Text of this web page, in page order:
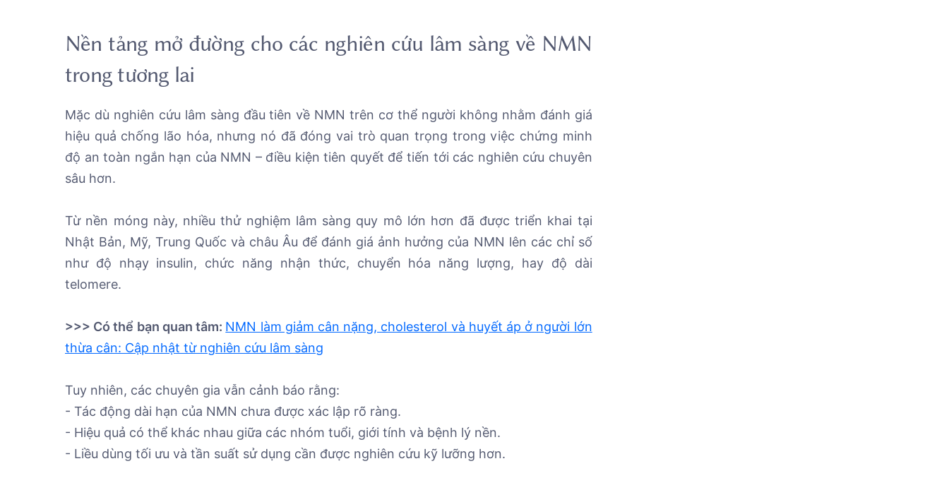
Nền tảng mở đường cho các nghiên cứu lâm sàng về NMN
trong tương lai
Mặc dù nghiên cứu lâm sàng đầu tiên về NMN trên cơ thể người không nhằm đánh giá
hiệu quả chống lão hóa, nhưng nó đã đóng vai trò quan trọng trong việc chứng minh
độ an toàn ngắn hạn của NMN – điều kiện tiên quyết để tiến tới các nghiên cứu chuyên
sâu hơn.
Từ nền móng này, nhiều thử nghiệm lâm sàng quy mô lớn hơn đã được triển khai tại
Nhật Bản, Mỹ, Trung Quốc và châu Âu để đánh giá ảnh hưởng của NMN lên các chỉ số
như độ nhạy insulin, chức năng nhận thức, chuyển hóa năng lượng, hay độ dài
telomere.
>>> Có thể bạn quan tâm: NMN làm giảm cân nặng, cholesterol và huyết áp ở người lớn
thừa cân: Cập nhật từ nghiên cứu lâm sàng
Tuy nhiên, các chuyên gia vẫn cảnh báo rằng:
- Tác động dài hạn của NMN chưa được xác lập rõ ràng.
- Hiệu quả có thể khác nhau giữa các nhóm tuổi, giới tính và bệnh lý nền.
- Liều dùng tối ưu và tần suất sử dụng cần được nghiên cứu kỹ lưỡng hơn.